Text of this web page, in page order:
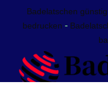
Badelatschen
bedrucken -